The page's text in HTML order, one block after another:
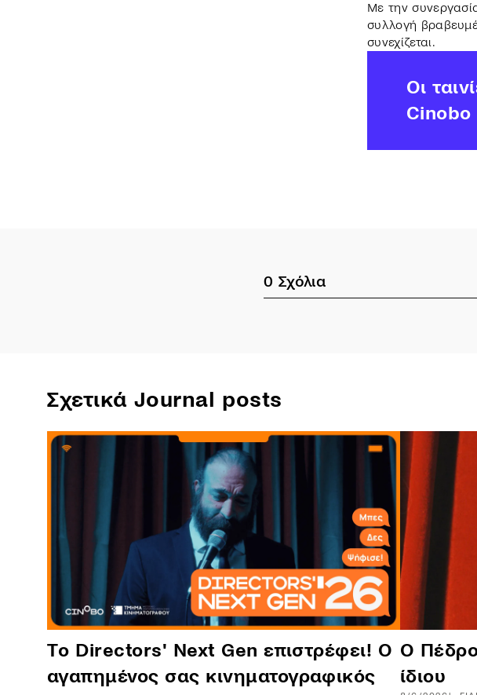
Με την
συλλογή
συνεχίζεται.
Οι
Cinobo
0 Σχόλια
Σχετικά Journal posts
Tο Directors' Next Gen επιστρέφει! Ο
αγαπημένος σας κινηματογραφικός
Ο
ίδιου